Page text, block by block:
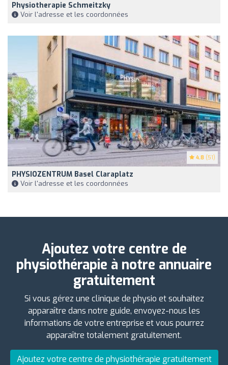
Physiotherapie Schmeitzky
Voir l'adresse et les coordonnées
4.8 (51)
PHYSIOZENTRUM Basel Claraplatz
Voir l'adresse et les coordonnées
Ajoutez votre centre de
physiothérapie à notre annuaire
gratuitement
Si vous gérez une clinique de physio et souhaitez
apparaître dans notre guide, envoyez-nous les
informations de votre entreprise et vous pourrez
apparaître totalement gratuitement.
Ajoutez votre centre de physiothérapie gratuitement